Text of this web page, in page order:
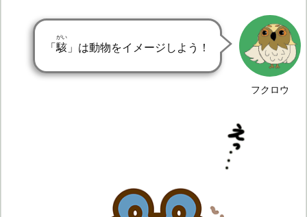
フクロウ
「駭
がい
」は動物をイメージしよう！